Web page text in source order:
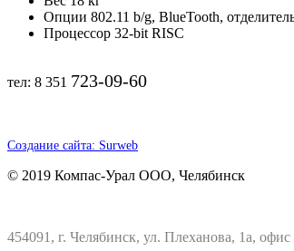
Опции 802.11 b/g, BlueTooth,
Процессор 32-bit RISC
тел: 8 351 723-09-60
Создание сайта: Surweb
© 2019 Компас-Урал ООО, Челябинск
454091, г. Челябинск, ул. Плеханова, 1а, офис